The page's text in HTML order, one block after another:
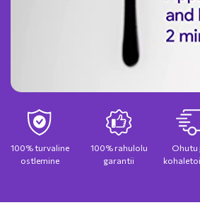
100% turvaline
ostlemine
100% rahulolu
garantii
Ohutu